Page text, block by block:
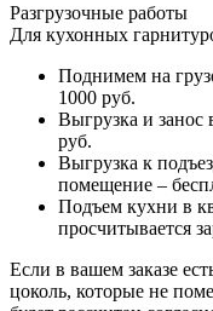
Разгрузочные работы
Для кухонных
Поднимем на
1000 руб.
Выгрузка и
руб.
Выгрузка к
помещение –
Подъем кухни в
просчитывается
Если в вашем заказе
цоколь, которые не